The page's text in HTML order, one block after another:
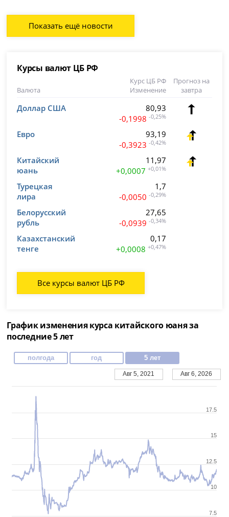
Показать ещё новости
Курсы валют ЦБ РФ
Валюта
Курс ЦБ РФ
Изменение
Прогноз на
завтра
Доллар США
80,93
-0,1998 -0,25%
Евро
93,19
-0,3923 -0,42%
Китайский
юань
11,97
+0,0007 +0,01%
Турецкая
лира
1,7
-0,0050 -0,29%
Белорусский
рубль
27,65
-0,0939 -0,34%
Казахстанский
тенге
0,17
+0,0008 +0,47%
Все курсы валют ЦБ РФ
График изменения курса китайского юаня за
последние 5 лет
10
7.5
12.5
15
17.5
полгода год 5 лет
Авг 5, 2021 Авг 6, 2026